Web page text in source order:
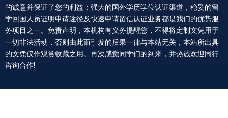
的诚意并保证了您的利益；强大的国外学历学位认证渠道，稳妥的留
学回国人员证明申请途径及快速申请留信认证业务都是我们的优势服
务项目之一。免责声明，本机构有义务提醒您，不得将定制文凭用于
一切非法活动，否则由此而引发的后果一律与本站无关，本站所出具
的文凭仅作观赏收藏之用。再次感觉同学们的到来，并热诚欢迎同行
咨询合作!